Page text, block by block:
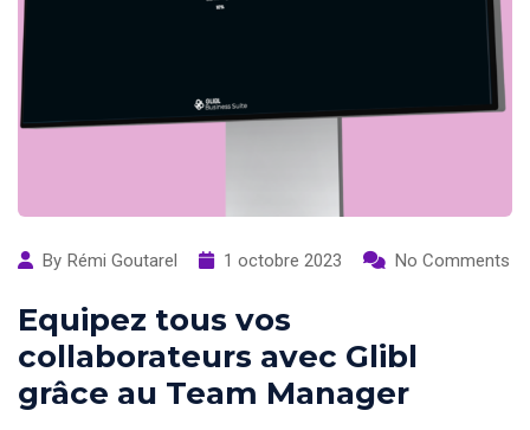
By Rémi Goutarel 1 octobre 2023 No Comments
Equipez tous vos
collaborateurs avec Glibl
grâce au Team Manager